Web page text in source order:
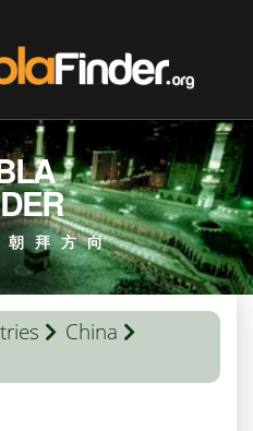
朝拜方向
China